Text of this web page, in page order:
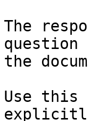
The
question
the
Use this